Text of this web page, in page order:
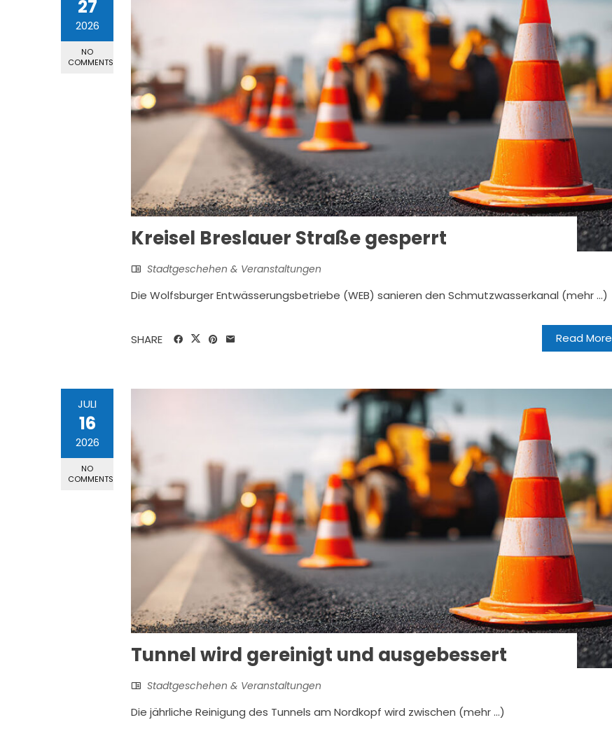
27
2026
NO
COMMENTS
Kreisel Breslauer Straße gesperrt
Stadtgeschehen & Veranstaltungen
Die Wolfsburger Entwässerungsbetriebe (WEB) sanieren den Schmutzwasserkanal (mehr …)
Read More
SHARE
JULI
16
2026
NO
COMMENTS
Tunnel wird gereinigt und ausgebessert
Stadtgeschehen & Veranstaltungen
Die jährliche Reinigung des Tunnels am Nordkopf wird zwischen (mehr …)